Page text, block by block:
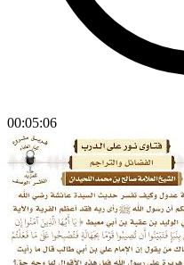
00:05:06